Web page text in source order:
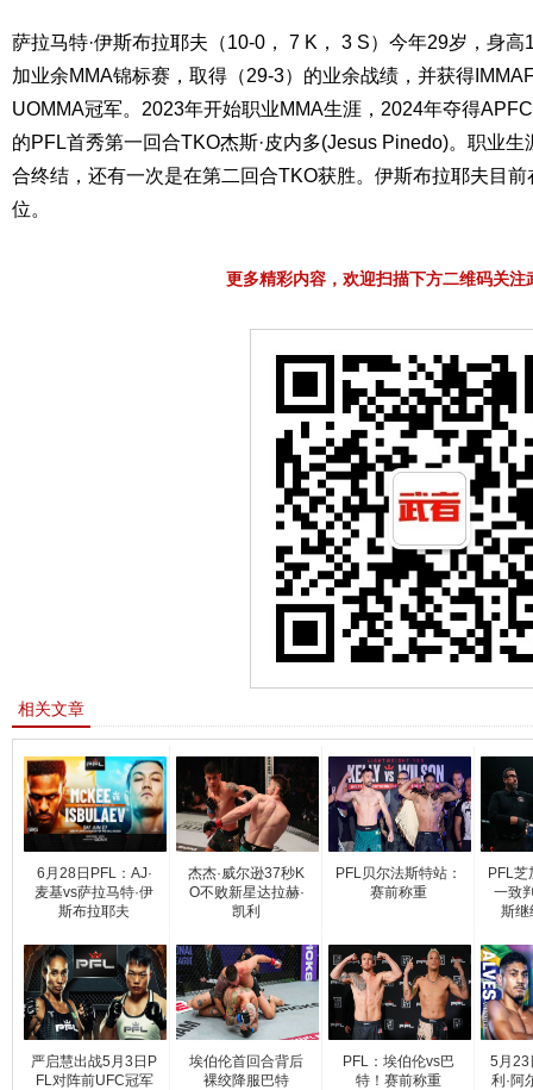
萨拉马特·伊斯布拉耶夫（10-0， 7 K， 3 S）今年29岁，身
加业余MMA锦标赛，取得（29-3）的业余战绩，并获得
UOMMA冠军。2023年开始职业MMA生涯，2024年夺得
的PFL首秀第一回合TKO杰斯·皮内多(Jesus Pinedo)。职业
合终结，还有一次是在第二回合TKO获胜。伊斯布拉耶夫目
位。
更多精彩内容，欢迎扫描下方二维码关注
相关文章
6月28日PFL：AJ·
麦基vs萨拉马特·伊
斯布拉耶夫
杰杰·威尔逊37秒K
O不败新星达拉赫·
凯利
PFL贝尔法斯特站：
赛前称重
PFL芝
一致
斯继
严启慧出战5月3日P
FL对阵前UFC冠军
埃伯伦首回合背后
裸绞降服巴特
PFL：埃伯伦vs巴
特！赛前称重
5月23
利·阿